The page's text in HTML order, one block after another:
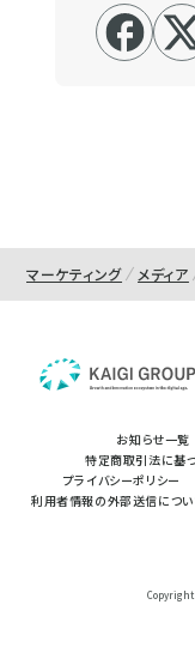
マーケティング メディア
お知らせ一覧
特定商取引法に基
プライバシーポリシー
利用者情報の外部送信につ